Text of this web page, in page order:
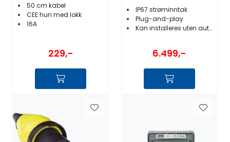
50 cm kabel
CEE hun med lokk
16A
229,-
IP67 strøminntak
Plug-and-play
Kan installeres uten autorisert personell
6.499,-